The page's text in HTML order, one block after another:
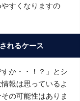
すくなりますの
れるケース
か・・！？」とシ
報は思っているよ
の可能性はありま